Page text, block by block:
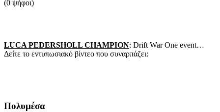
(0 ψήφοι)
LUCA PEDERSHOLL CHAMPION: Drift War One event…
Δείτε το εντυπωσιακό βίντεο που συναρπάζει:
Πολυμέσα